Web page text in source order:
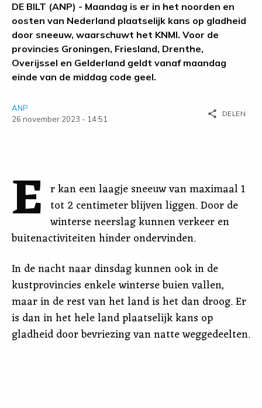
DE BILT (ANP) - Maandag is er in het noorden en
oosten van Nederland plaatselijk kans op gladheid
door sneeuw, waarschuwt het KNMI. Voor de
provincies Groningen, Friesland, Drenthe,
Overijssel en Gelderland geldt vanaf maandag
einde van de middag code geel.
ANP
26 november 2023 - 14:51
share DELEN
E r kan een laagje sneeuw van maximaal 1
tot 2 centimeter blijven liggen. Door de
winterse neerslag kunnen verkeer en
buitenactiviteiten hinder ondervinden.
In de nacht naar dinsdag kunnen ook in de
kustprovincies enkele winterse buien vallen,
maar in de rest van het land is het dan droog. Er
is dan in het hele land plaatselijk kans op
gladheid door bevriezing van natte weggedeelten.